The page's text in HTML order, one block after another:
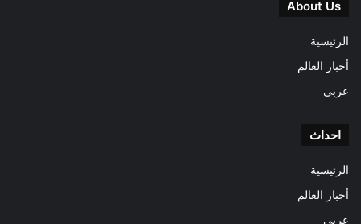
About Us
الرئيسية
أخبار العالم
عربى
احداث
الرئيسية
أخبار العالم
عربى